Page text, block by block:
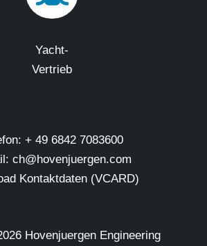
Yacht-
Vertrieb
+ 49 6842 7083600
ch@hovenjuergen.com
Kontaktdaten (VCARD)
Hovenjuergen Engineering